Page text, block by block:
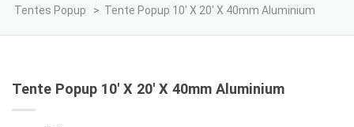
Tentes Popup
> Tente Popup 10′ X 20′ X 40mm Aluminium
Tente Popup 10′ X 20′ X 40mm Aluminium